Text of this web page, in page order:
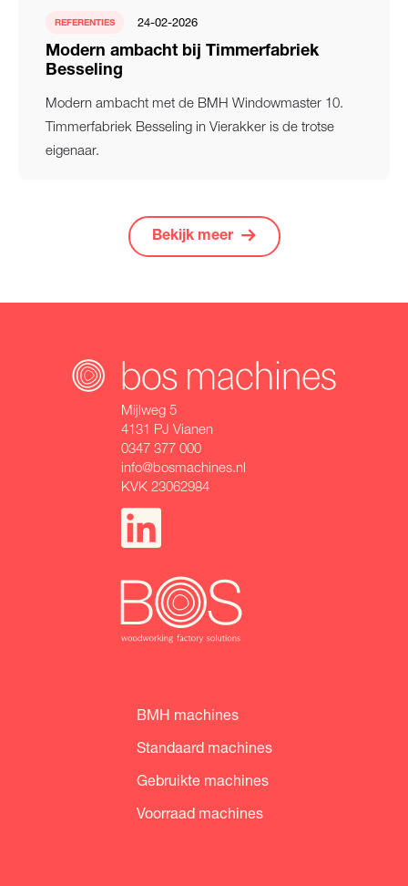
REFERENTIES 24-02-2026
Modern ambacht bij Timmerfabriek
Besseling
Modern ambacht met de BMH Windowmaster 10.
Timmerfabriek Besseling in Vierakker is de trotse
eigenaar.
Bekijk meer
Mijlweg 5
4131 PJ Vianen
0347 377 000
info@bosmachines.nl
KVK 23062984
BMH machines
Standaard machines
Gebruikte machines
Voorraad machines